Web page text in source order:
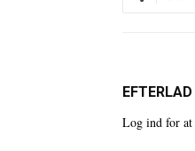
Log ind for at